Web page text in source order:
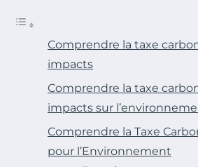
Comprendre la taxe
impacts
Comprendre la taxe
impacts sur
Comprendre la Taxe
pour l’Environnement